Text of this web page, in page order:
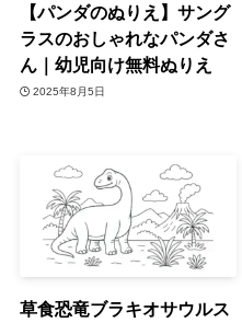
【パンダのぬりえ】サング
ラスのおしゃれなパンダさ
ん｜幼児向け無料ぬりえ
2025年8月5日
草食恐竜ブラキオサウルス